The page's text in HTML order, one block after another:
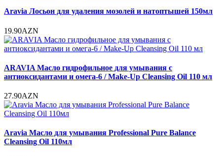
Aravia Лосьон для удаления мозолей и натоптышей 150мл
19.90AZN
ARAVIA Масло гидрофильное для умывания с
антиоксидантами и омега-6 / Make-Up Cleansing Oil 110 мл
27.90AZN
Aravia Масло для умывания Professional Pure Balance
Cleansing Oil 110мл